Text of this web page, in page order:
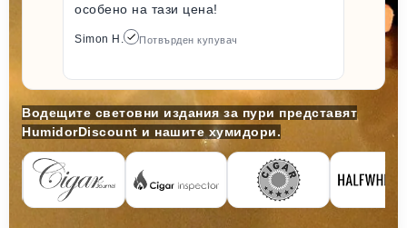
особено на тази цена!
Simon H. Потвърден купувач
Водещите световни издания за пури представят
HumidorDiscount и нашите хумидори.